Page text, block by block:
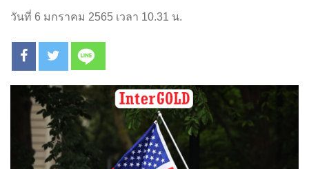
วันที่ 6 มกราคม 2565 เวลา 10.31 น.